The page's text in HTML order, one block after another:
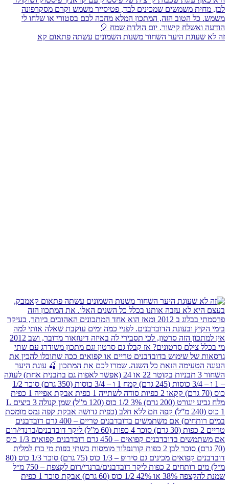
זה לא שעוגת היער השחור משנות השמונים עשתה פתאום קא